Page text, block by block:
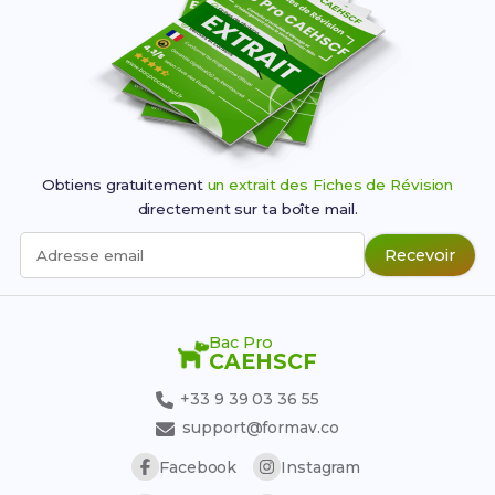
Obtiens gratuitement un extrait des Fiches de Révision
directement sur ta boîte mail.
Adresse email Recevoir
Bac Pro
CAEHSCF
+33 9 39 03 36 55
support@formav.co
Facebook
Instagram